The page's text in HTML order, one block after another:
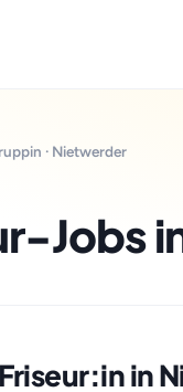
· Nietwerder
Jobs
in